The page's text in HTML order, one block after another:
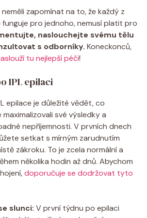
zapomínat na to, že každý z
funguje pro jednoho, nemusí platit pro
naslouchejte svému tělu
s odborníky. Koneckonců,
tu nejlepší péči!
IPL epilaci
epilace je důležité vědět, co
své výsledky a
nepříjemnosti. V prvních dnech
setkat s mírným zarudnutím
zákroku. To je zcela normální a
několika hodin až dnů. Abychom
doporučuje se dodržovat tyto
slunci: V první týdnu po epilaci